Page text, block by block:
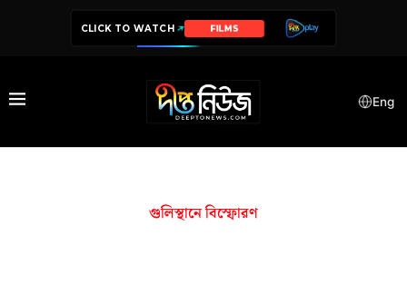
CLICK TO WATCH FILMS
Eng
গুলিস্থানে বিস্ফোরণ